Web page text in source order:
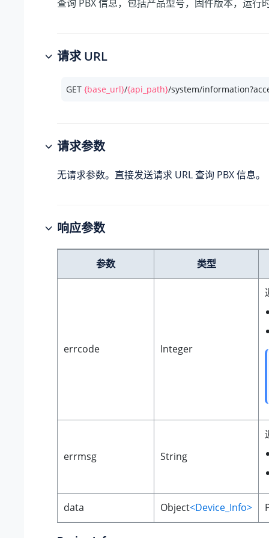
查询 PBX 信息，包括产品型号，固件版本，运行
请求 URL
GET {base_url}/{api_path}/system/
请求参数
无请求参数。直接发送请求 URL 查询 PBX 信息。
响应参数
参数 类型
errcode Integer
errmsg String
data Object<Device_Info>